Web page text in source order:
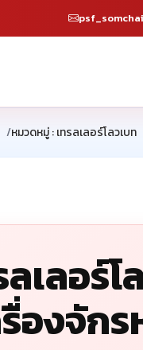
หมวดหมู่ : เทรลเลอร์โลวเบท
ลเลอร์
องจัก